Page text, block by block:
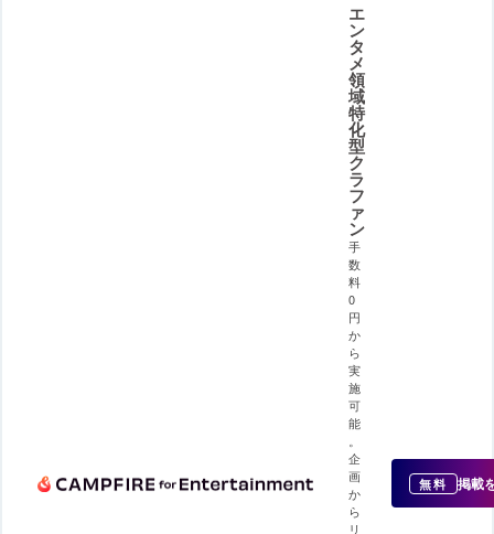
エ
ン
タ
メ
領
域
特
化
型
ク
ラ
フ
ァ
ン
手
数
料
0
円
か
ら
実
施
可
能
。
企
画
か
ら
リ
無料 掲載